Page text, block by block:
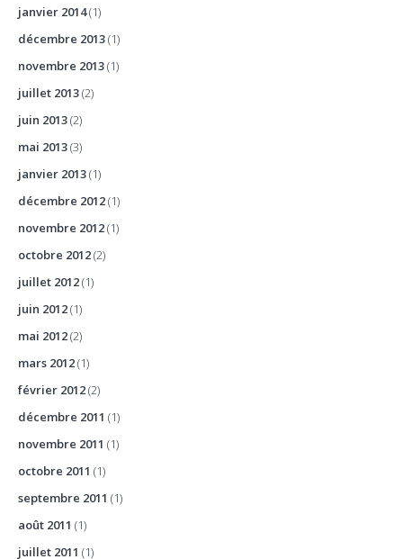
janvier 2014(1)
décembre 2013(1)
novembre 2013(1)
juillet 2013(2)
juin 2013(2)
mai 2013(3)
janvier 2013(1)
décembre 2012(1)
novembre 2012(1)
octobre 2012(2)
juillet 2012(1)
juin 2012(1)
mai 2012(2)
mars 2012(1)
février 2012(2)
décembre 2011 (1)
novembre 2011 (1)
octobre 2011 (1)
septembre 2011 (1)
août 2011 (1)
juillet 2011 (1)